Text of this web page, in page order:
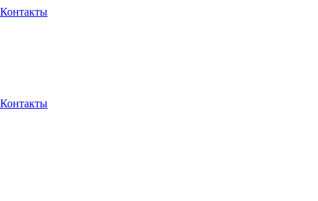
Контакты
Контакты